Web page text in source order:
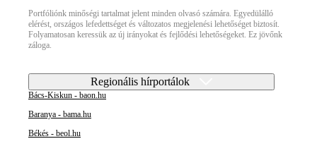
Portfóliónk minőségi tartalmat jelent minden olvasó számára. Egyedülálló
elérést, országos lefedettséget és változatos megjelenési lehetőséget biztosít.
Folyamatosan keressük az új irányokat és fejlődési lehetőségeket. Ez jövőnk
záloga.
Regionális hírportálok
Bács-Kiskun - baon.hu
Baranya - bama.hu
Békés - beol.hu